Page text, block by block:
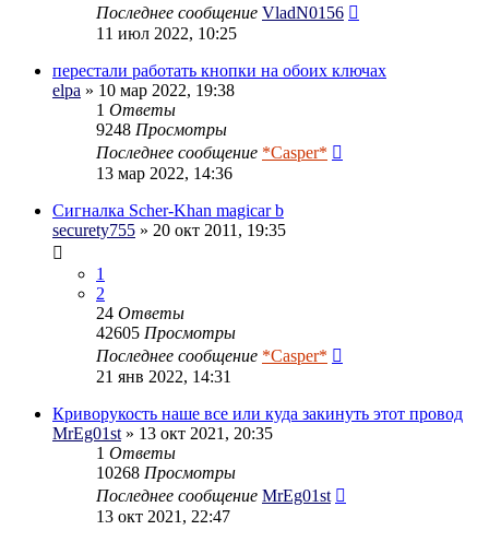
Последнее сообщение VladN0156
11 июл 2022, 10:25
перестали работать кнопки на обоих ключах
elpa » 10 мар 2022, 19:38
1 Ответы
9248 Просмотры
Последнее сообщение *Casper*
13 мар 2022, 14:36
Сигналка Scher-Khan magicar b
securety755 » 20 окт 2011, 19:35
1
2
24 Ответы
42605 Просмотры
Последнее сообщение *Casper*
21 янв 2022, 14:31
Криворукость наше все или куда закинуть этот провод
MrEg01st » 13 окт 2021, 20:35
1 Ответы
10268 Просмотры
Последнее сообщение MrEg01st
13 окт 2021, 22:47